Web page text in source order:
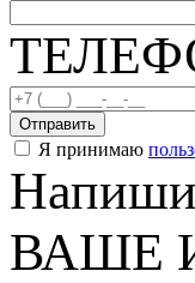
Отправить
Я принимаю
ВАШЕ